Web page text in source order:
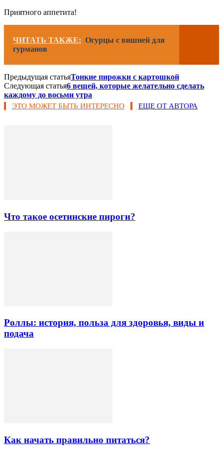
Приятного аппетита!
ЧИТАТЬ ТАКЖЕ: Огурцы с вишней для
гурманов
Предыдущая статьяТонкие пирожки с картошкой
Следующая статья6 вещей, которые желательно сделать
каждому до восьми утра
ЭТО МОЖЕТ БЫТЬ ИНТЕРЕСНО ЕЩЕ ОТ АВТОРА
Что такое осетинские пироги?
Роллы: история, польза для здоровья, виды и
подача
Как начать правильно питаться?